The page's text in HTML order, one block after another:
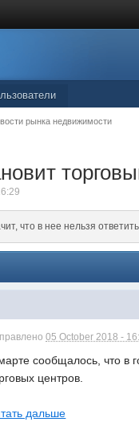
рынка недвижимости
что в нее нельзя
05 October 2018 -
сообщалось, что в
центров.
дальше